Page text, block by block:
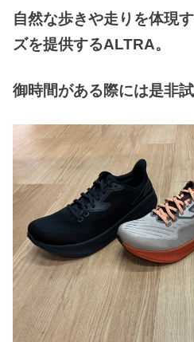
自然な歩きや走りを体現
ズを提供するALTRA。
御時間がある際には是非